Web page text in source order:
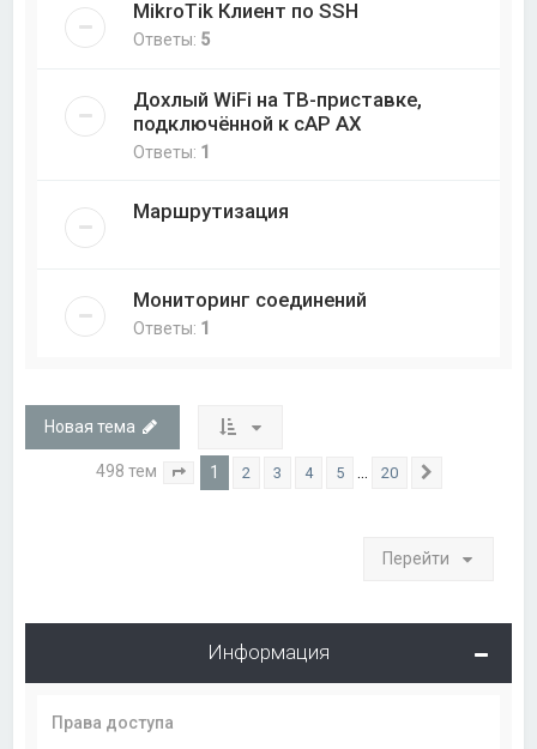
MikroTik Клиент по SSH
Ответы: 5
Дохлый WiFi на ТВ-приставке,
подключённой к cAP AX
Ответы: 1
Маршрутизация
Мониторинг соединений
Ответы: 1
Новая тема
498 тем Страница из 20
1 2 3 4 5 20
Перейти
Информация
Права доступа